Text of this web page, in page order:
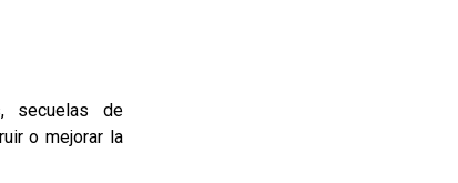
secuelas de
o mejorar la